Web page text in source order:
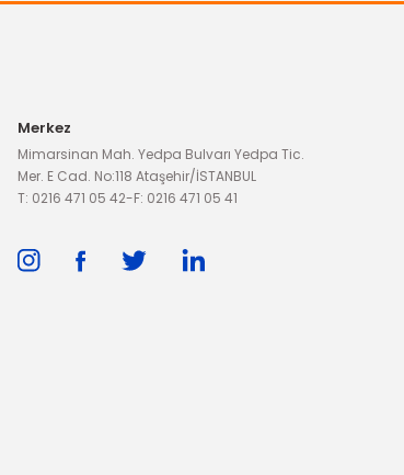
3.179,67 TL
Merkez
Mimarsinan Mah. Yedpa Bulvarı Yedpa Tic.
Mer. E Cad. No:118 Ataşehir/İSTANBUL
T: 0216 471 05 42-F: 0216 471 05 41